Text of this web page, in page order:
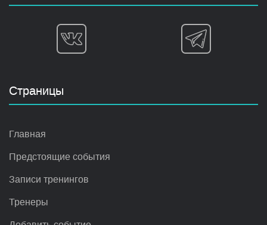
Страницы
Главная
Предстоящие события
Записи тренингов
Тренеры